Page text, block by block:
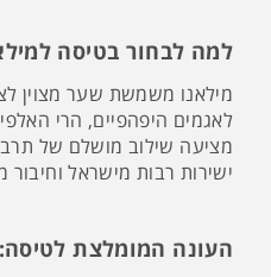
למה לבחור בטיסה
מילאנו משמשת שער מצוין
לאגמים היפהפיים, הרי
מציעה שילוב מושלם של
ישירות רבות מישראל וחיבור
העונה המומלצת לטיסה: